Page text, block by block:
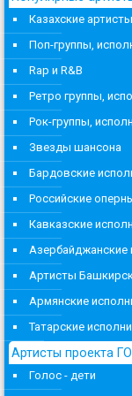
Казахские
Поп-группы,
Rap и R&B
Ретро группы,
Рок-группы,
Звезды шансона
Бардовские
Российские
Кавказские
Азербайджанские
Артисты
Армянские
Татарские
Артисты проекта
Голос - дети